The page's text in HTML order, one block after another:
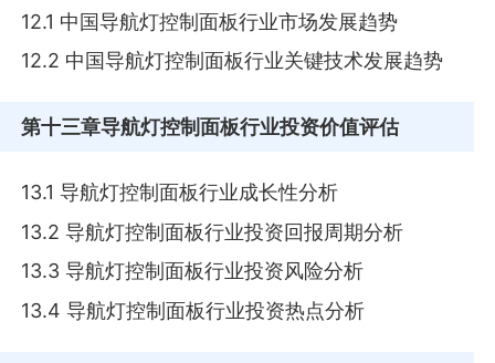
12.1 中国导航灯控制面板行业市场发展趋势
12.2 中国导航灯控制面板行业关键技术发展趋势
第十三章导航灯控制面板行业投资价值评估
13.1 导航灯控制面板行业成长性分析
13.2 导航灯控制面板行业投资回报周期分析
13.3 导航灯控制面板行业投资风险分析
13.4 导航灯控制面板行业投资热点分析